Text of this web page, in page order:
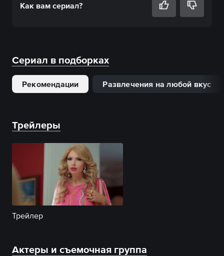
Как вам сериал?
Сериал в подборках
Рекомендации Развлечения на любой вкус
Трейлеры
Трейлер
Актеры и съемочная группа